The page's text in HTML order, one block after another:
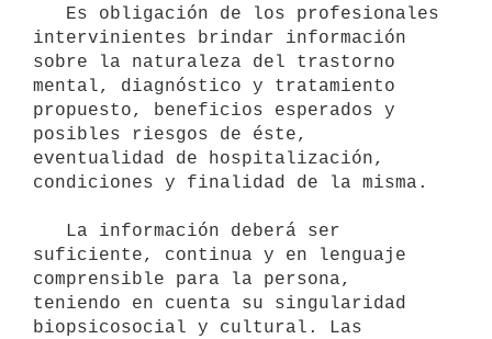
intervinientes brindar información
sobre la naturaleza del trastorno
mental, diagnóstico y tratamiento
propuesto, beneficios esperados y
posibles riesgos de éste,
eventualidad de hospitalización,
condiciones y finalidad de la misma.
suficiente, continua y en lenguaje
comprensible para la persona,
teniendo en cuenta su singularidad
biopsicosocial y cultural. Las